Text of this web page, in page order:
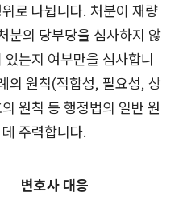
로 나뉩니다. 처분이 재량
분의 당부당을 심사하지 않
는지 여부만을 심사합니
의 원칙(적합성, 필요성, 상
원칙 등 행정법의 일반 원
주력합니다.
변호사 대응